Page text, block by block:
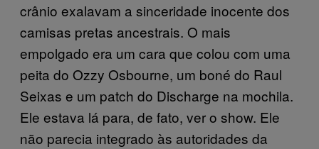
crânio exalavam a sinceridade inocente dos
camisas pretas ancestrais. O mais
empolgado era um cara que colou com uma
peita do Ozzy Osbourne, um boné do Raul
Seixas e um patch do Discharge na mochila.
Ele estava lá para, de fato, ver o show. Ele
não parecia integrado às autoridades da